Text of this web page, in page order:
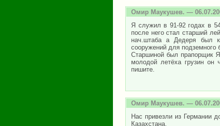
Омир Маукушев. —
Я служил в 91-92 годах в
после него стал старший
нач.штаба а Дедеря был
сооружений для
Старшиной был прапорщик
молодой летёха грузин
пишите.
Омир Маукушев. —
Нас привезли из Германии
Казахстана.